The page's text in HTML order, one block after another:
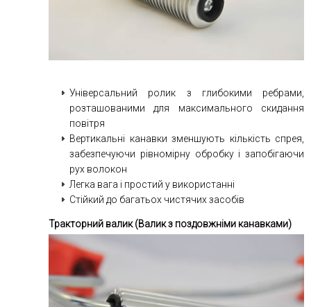
Універсальний ролик з глибокими ребрами,
розташованими для максимального скидання
повітря
Вертикальні канавки зменшують кількість спрея,
забезпечуючи рівномірну обробку і запобігаючи
рух волокон
Легка вага і простий у використанні
Стійкий до багатьох чистячих засобів
Тракторний валик (Валик з поздовжніми канавками)